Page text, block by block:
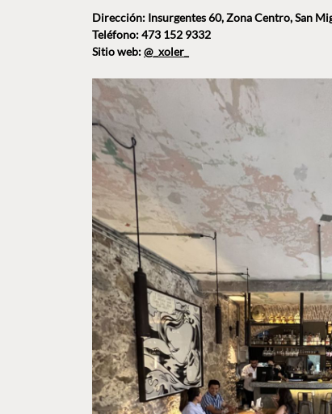
Dirección: Insurgentes 60, Zona Centro, San
Teléfono: 473 152 9332
Sitio web:@_xoler_